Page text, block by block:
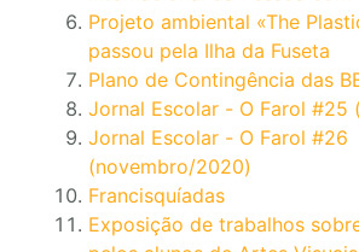
Projeto ambiental «The
passou pela Ilha da Fuseta
Plano de Contingência das
Jornal Escolar - O Farol #25
Jornal Escolar - O Farol #26
(novembro/2020)
Francisquíadas
Exposição de trabalhos